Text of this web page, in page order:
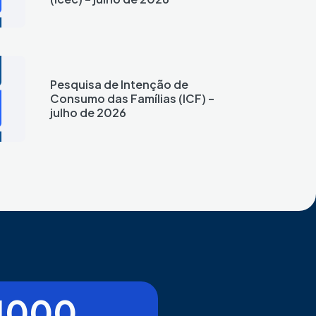
Pesquisa de Intenção de
Consumo das Famílias (ICF) –
julho de 2026